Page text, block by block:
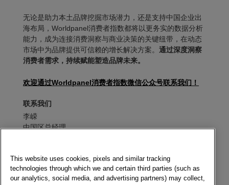
无论是助力本土品牌挖掘市场潜力，还是支持中国企业出
海布局， Worldpanel消费者指数都将以更务实的数据分析
能力，成为连接消费洞察与商业决策的关键纽带，在动态
市场中为品牌提供可信赖的增长解决方案。 通过深度洞察
消费者需求，持续赋能塑造品牌未来。
欢迎通过Worldpanel消费者指数微信公众号联系我们！
联系我们
李嵘
中国区总经理
电子期刊
This website uses cookies, pixels and similar tracking
technologies through which we and certain third parties (such as
our analytics, social media, and advertising partners) may collect,